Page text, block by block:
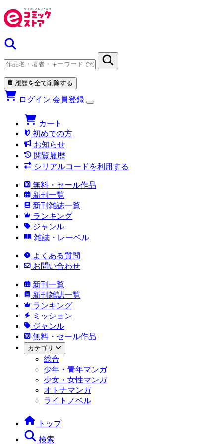
履歴を全て削除する
ログイン 会員登録
カート
初めての方
お知らせ
閲覧履歴
シリアルコードを利用する
無料・セール作品
新刊一覧
新刊雑誌一覧
ランキング
ジャンル
雑誌・レーベル
よくある質問
お問い合わせ
新刊一覧
新刊雑誌一覧
ランキング
ミッション
ジャンル
無料・セール作品
カテゴリ
総合
少年・青年マンガ
少女・女性マンガ
オトナマンガ
ライトノベル
トップ
検索